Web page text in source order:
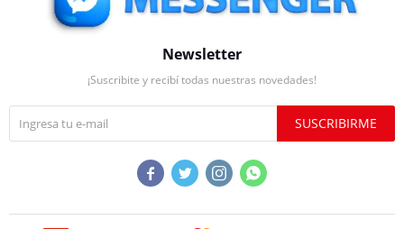
Newsletter
¡Suscribite y recibí todas nuestras novedades!
SUSCRIBIRME
   